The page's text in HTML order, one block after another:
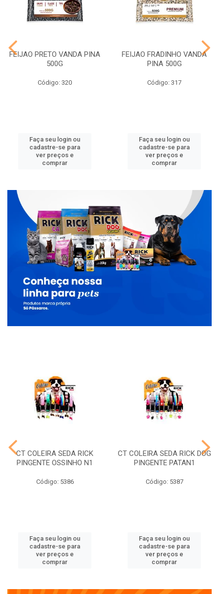
FEIJAO PRETO VANDA PINA
500G
Código: 320
Faça seu login ou
cadastre-se para
ver preços e
comprar
FEIJAO FRADINHO VANDA
PINA 500G
Código: 317
Faça seu login ou
cadastre-se para
ver preços e
comprar
CT COLEIRA SEDA RICK
PINGENTE OSSINHO N1
Código: 5386
Faça seu login ou
cadastre-se para
ver preços e
comprar
CT COLEIRA SEDA RICK DOG
PINGENTE PATAN1
Código: 5387
Faça seu login ou
cadastre-se para
ver preços e
comprar